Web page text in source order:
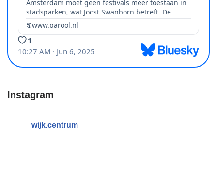
Instagram
wijk.centrum